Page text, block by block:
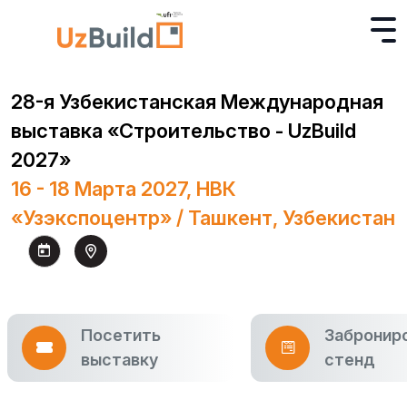
28-я Узбекистанская Международная
выставка «Строительство - UzBuild
2027»
16 - 18 Марта 2027, НВК
«Узэкспоцентр» / Ташкент, Узбекистан
Посетить
выставку
стенд